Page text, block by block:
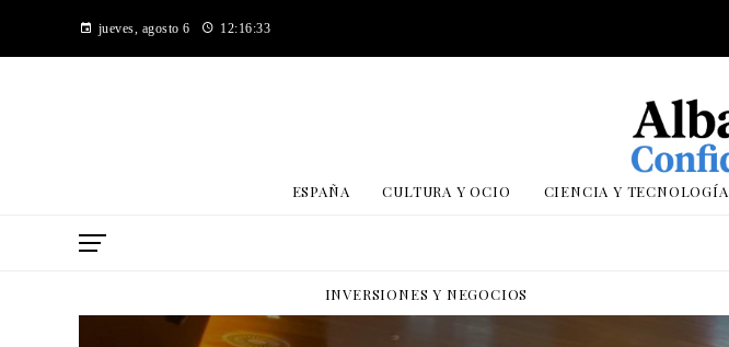
jueves, agosto 6 12:16:34
ESPAÑA CULTURA Y OCIO CIENCIA Y TECNOLOGÍA
INVERSIONES Y NEGOCIOS